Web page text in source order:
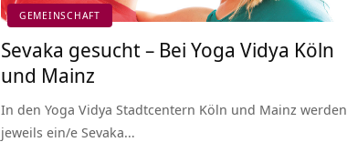
GEMEINSCHAFT
Sevaka gesucht – Bei Yoga Vidya Köln
und Mainz
In den Yoga Vidya Stadtcentern Köln und Mainz werden
jeweils ein/e Sevaka…